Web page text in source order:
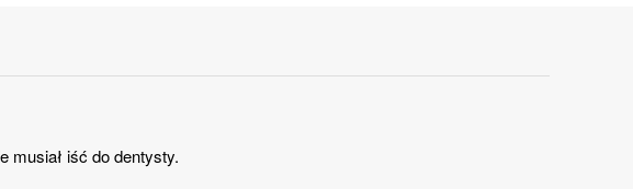
musiał iść do dentysty.